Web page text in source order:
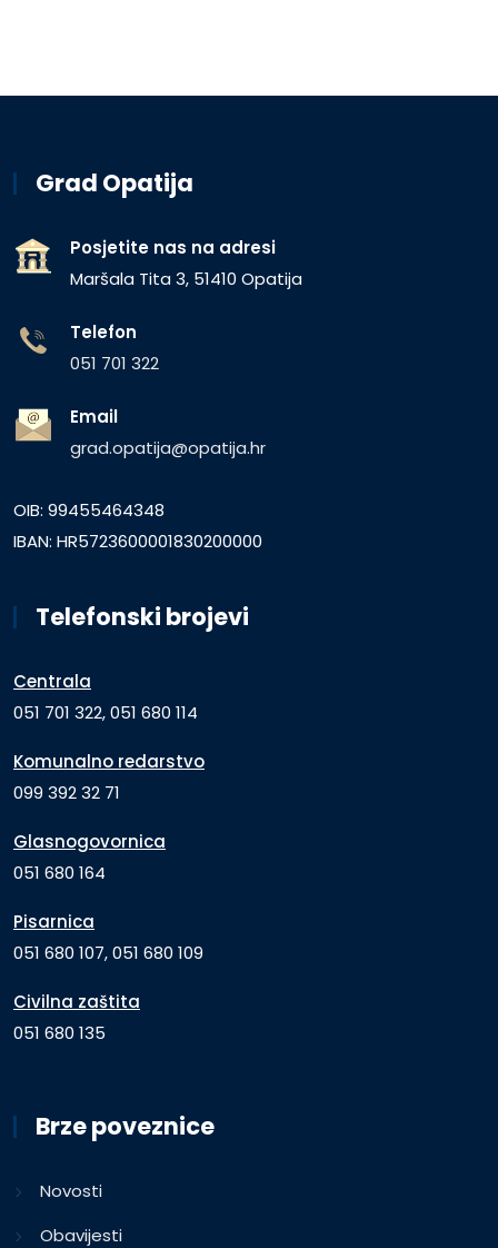
Grad Opatija
Posjetite nas na adresi
Maršala Tita 3, 51410 Opatija
Telefon
051 701 322
Email
grad.opatija@opatija.hr
OIB: 99455464348
IBAN: HR5723600001830200000
Telefonski brojevi
Centrala
051 701 322, 051 680 114
Komunalno redarstvo
099 392 32 71
Glasnogovornica
051 680 164
Pisarnica
051 680 107, 051 680 109
Civilna zaštita
051 680 135
Brze poveznice
Novosti
Obavijesti